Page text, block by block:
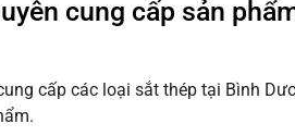
cung cấp sản
cấp các loại sắt thép tại Bình